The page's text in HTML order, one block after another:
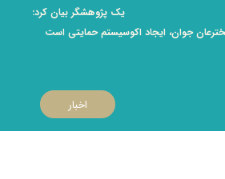
یک پژوهشگر بیان کرد:
جوان، ایجاد اکوسیستم حمایتی است
اخبار